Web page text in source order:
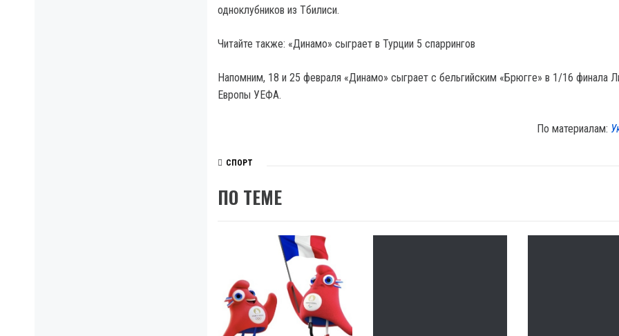
одноклубников из Тбилиси.
Читайте также: «Динамо» сыграет в Турции 5 спаррингов
Напомним, 18 и 25 февраля «Динамо» сыграет с бельгийским «Брюгге» в 1/16 финала
Европы УЕФА.
По материалам:
СПОРТ
ПО ТЕМЕ